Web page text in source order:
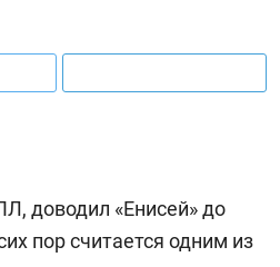
доводил «Енисей» до
пор считается одним из